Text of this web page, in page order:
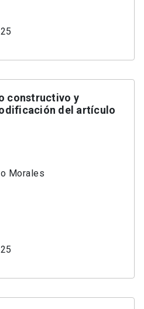
constructivo y
del artículo
Morales